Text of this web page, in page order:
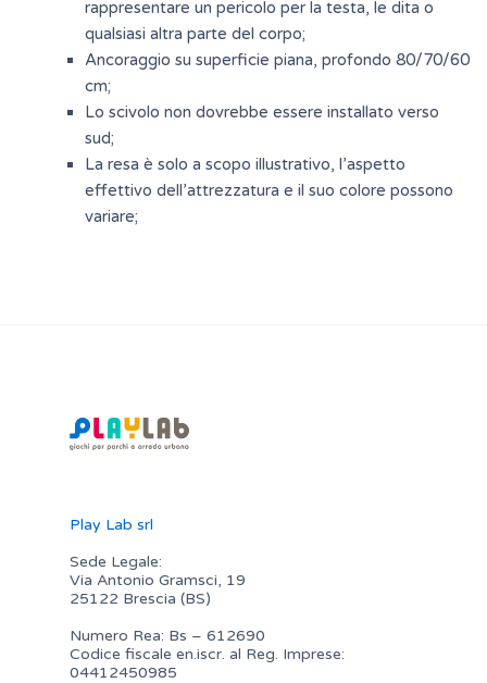
rappresentare un pericolo per la testa, le dita o
qualsiasi altra parte del corpo;
Ancoraggio su superficie piana, profondo 80/70/60
cm;
Lo scivolo non dovrebbe essere installato verso
sud;
La resa è solo a scopo illustrativo, l’aspetto
effettivo dell’attrezzatura e il suo colore possono
variare;
Play Lab srl
Sede Legale:
Via Antonio Gramsci, 19
25122 Brescia (BS)
Numero Rea: Bs – 612690
Codice fiscale en.iscr. al Reg. Imprese:
04412450985